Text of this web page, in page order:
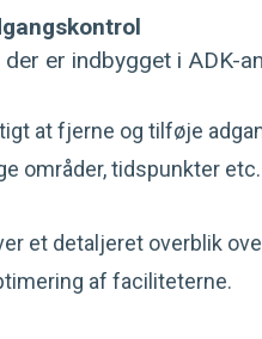
er indbygget i ADK-
at fjerne og tilføje
områder, tidspunkter etc.
et detaljeret overblik
af faciliteterne.